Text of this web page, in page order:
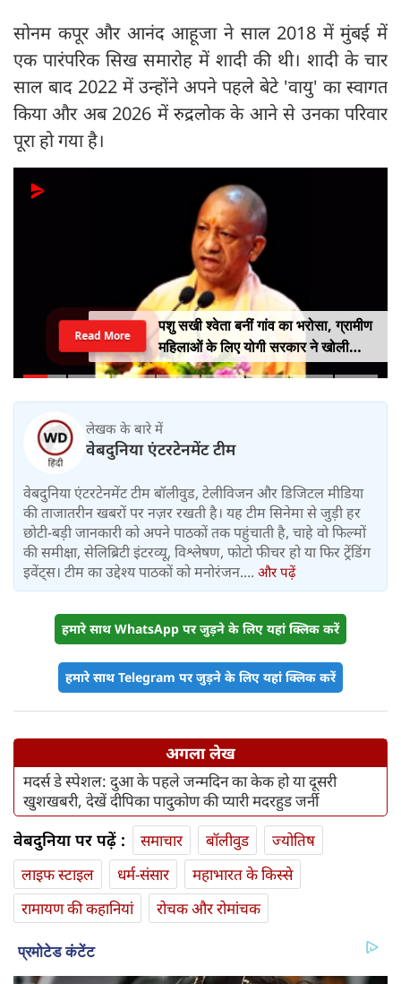
सोनम कपूर और आनंद आहूजा ने साल 2018 में मुंबई में
एक पारंपरिक सिख समारोह में शादी की थी। शादी के चार
साल बाद 2022 में उन्होंने अपने पहले बेटे 'वायु' का स्वागत
किया और अब 2026 में रुद्रलोक के आने से उनका परिवार
पूरा हो गया है।
पशु सखी श्वेता बनीं गांव का भरोसा, ग्रामीण
महिलाओं के लिए योगी सरकार ने खोली
आत्मनिर्भरता की राह
Read More
लेखक के बारे में
वेबदुनिया एंटरटेनमेंट टीम
वेबदुनिया एंटरटेनमेंट टीम बॉलीवुड, टेलीविजन और डिजिटल मीडिया
की ताजातरीन खबरों पर नज़र रखती है। यह टीम सिनेमा से जुड़ी हर
छोटी-बड़ी जानकारी को अपने पाठकों तक पहुंचाती है, चाहे वो फिल्मों
की समीक्षा, सेलिब्रिटी इंटरव्यू, विश्लेषण, फोटो फीचर हो या फिर ट्रेंडिंग
इवेंट्स। टीम का उद्देश्य पाठकों को मनोरंजन.... और पढ़ें
हमारे साथ WhatsApp पर जुड़ने के लिए यहां क्लिक करें
हमारे साथ Telegram पर जुड़ने के लिए यहां क्लिक करें
अगला लेख
मदर्स डे स्पेशल: दुआ के पहले जन्मदिन का केक हो या दूसरी
खुशखबरी, देखें दीपिका पादुकोण की प्यारी मदरहुड जर्नी
वेबदुनिया पर पढ़ें : समाचार बॉलीवुड
ज्योतिष
लाइफ स्‍टाइल
धर्म-संसार
महाभारत के किस्से
रामायण की कहानियां
रोचक और रोमांचक